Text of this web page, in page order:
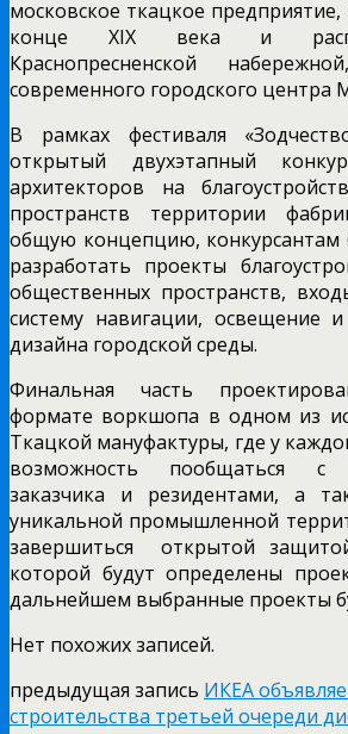
московское ткацкое
конце XIX века и
Краснопресненской
современного городского центра
В рамках фестиваля
открытый двухэтапный
архитекторов на
пространств территории
общую концепцию, конкурсантам
разработать проекты
общественных пространств,
систему навигации, освещение
дизайна городской среды.
Финальная часть
формате воркшопа в одном из
Ткацкой мануфактуры, где у
возможность пообщаться с
заказчика и резидентами, а
уникальной промышленной
завершиться открытой
которой будут определены
дальнейшем выбранные проекты
Нет похожих записей.
предыдущая запись ИКЕА
строительства третьей очереди